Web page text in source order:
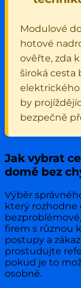
Modulové
hotové
ověřte, zda
široká cesta
elektrického
by
bezpečně
Jak vybrat
domě bez
Výběr
který rozhodne
firem s různou
postupy a
prostudujte
pokud je to
osobně.